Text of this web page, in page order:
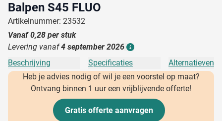
Balpen S45 FLUO
Artikelnummer: 23532
Vanaf0,28 per stuk
Levering vanaf4 september 2026
Beschrijving Specificaties
Alternatieven
Heb je advies nodig of wil je een voorstel op maat?
Ontvang binnen 1 uur een vrijblijvende offerte!
Gratis offerte aanvragen